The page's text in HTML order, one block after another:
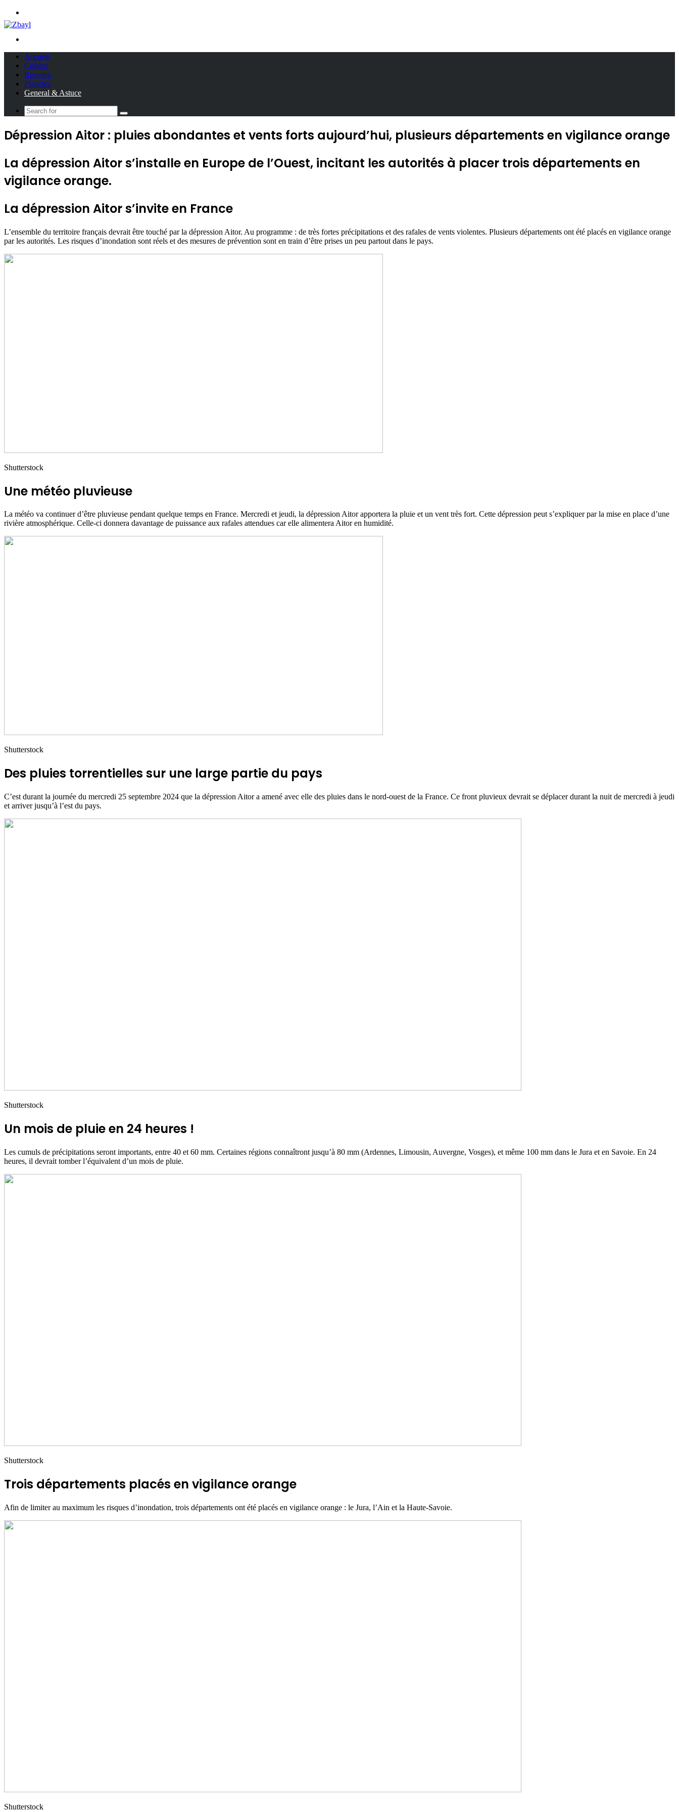
Accueil
Cuisine
Recettes
Planètes
General & Astuce
Search
Dépression Aitor : pluies abondantes et vents forts aujourd’hui, plusieurs départements en vigilance orange
La dépression Aitor s’installe en Europe de l’Ouest, incitant les autorités à placer trois départements en
vigilance orange.
La dépression Aitor s’invite en France
L’ensemble du territoire français devrait être touché par la dépression Aitor. Au programme : de très fortes précipitations et des rafales de vents violentes. Plusieurs départements ont été placés en vigilance orange
par les autorités. Les risques d’inondation sont réels et des mesures de prévention sont en train d’être prises un peu partout dans le pays.
Shutterstock
Une météo pluvieuse
La météo va continuer d’être pluvieuse pendant quelque temps en France. Mercredi et jeudi, la dépression Aitor apportera la pluie et un vent très fort. Cette dépression peut s’expliquer par la mise en place d’une
rivière atmosphérique. Celle-ci donnera davantage de puissance aux rafales attendues car elle alimentera Aitor en humidité.
Shutterstock
Des pluies torrentielles sur une large partie du pays
C’est durant la journée du mercredi 25 septembre 2024 que la dépression Aitor a amené avec elle des pluies dans le nord-ouest de la France. Ce front pluvieux devrait se déplacer durant la nuit de mercredi à jeudi
et arriver jusqu’à l’est du pays.
Shutterstock
Un mois de pluie en 24 heures !
Les cumuls de précipitations seront importants, entre 40 et 60 mm. Certaines régions connaîtront jusqu’à 80 mm (Ardennes, Limousin, Auvergne, Vosges), et même 100 mm dans le Jura et en Savoie. En 24
heures, il devrait tomber l’équivalent d’un mois de pluie.
Shutterstock
Trois départements placés en vigilance orange
Afin de limiter au maximum les risques d’inondation, trois départements ont été placés en vigilance orange : le Jura, l’Ain et la Haute-Savoie.
Shutterstock